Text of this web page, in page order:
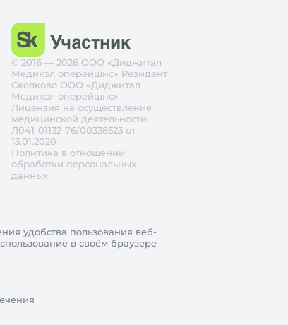
© 2016 — 2026 ООО «Диджитал
Медикэл оперейшнс» Резидент
Сколково ООО «Диджитал
Медикэл оперейшнс»
Лицензия на осуществление
медицинской деятельности:
Л041-01132-76/00338523 от
13.01.2020
Политика в отношении
обработки персональных
данных
удобства пользования веб-
в своём браузере